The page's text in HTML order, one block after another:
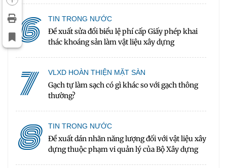
6 TIN TRONG NƯỚC
Đề xuất sửa đổi biểu lệ phí cấp Giấy phép khai
thác khoáng sản làm vật liệu xây dựng
7 VLXD HOÀN THIỆN MẶT SÀN
Gạch tự làm sạch có gì khác so với gạch thông
thường?
8 TIN TRONG NƯỚC
Đề xuất dán nhãn năng lượng đối với vật liệu xây
dựng thuộc phạm vi quản lý của Bộ Xây dựng